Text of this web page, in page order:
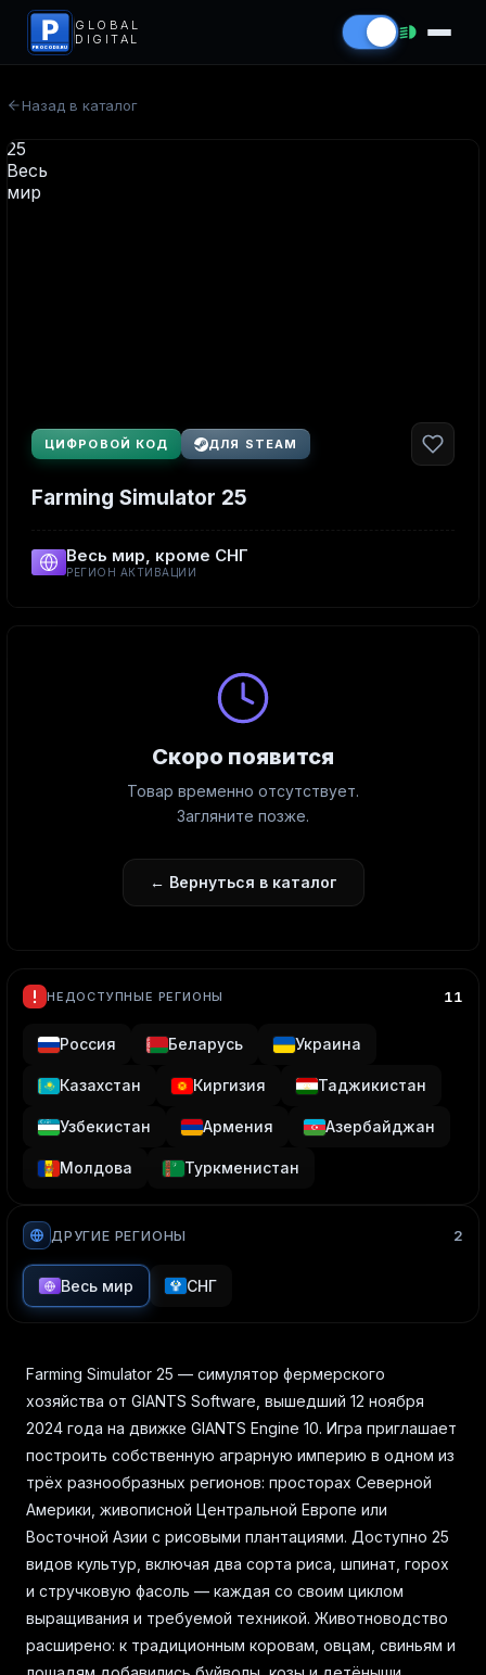
P
PROCODS.RU
GLOBAL
DIGITAL
Назад в каталог
ЦИФРОВОЙ КОД ДЛЯ STEAM
Farming Simulator 25
Весь мир, кроме СНГ
РЕГИОН АКТИВАЦИИ
НЕДОСТУПНЫЕ РЕГИОНЫ 11
Россия Беларусь Украина
Казахстан Киргизия Таджикистан
Узбекистан Армения Азербайджан
Молдова Туркменистан
ДРУГИЕ РЕГИОНЫ 2
Весь мир СНГ
Скоро появится
Товар временно отсутствует.
Загляните позже.
← Вернуться в каталог
Farming Simulator 25 — симулятор фермерского
хозяйства от GIANTS Software, вышедший 12 ноября
2024 года на движке GIANTS Engine 10. Игра приглашает
построить собственную аграрную империю в одном из
трёх разнообразных регионов: просторах Северной
Америки, живописной Центральной Европе или
Восточной Азии с рисовыми плантациями. Доступно 25
видов культур, включая два сорта риса, шпинат, горох
и стручковую фасоль — каждая со своим циклом
выращивания и требуемой техникой. Животноводство
расширено: к традиционным коровам, овцам, свиньям и